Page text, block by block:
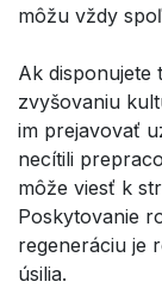
môžu vždy
Ak disponujete
zvyšovaniu
im prejavovať
necítili
môže viesť k
Poskytovanie
regeneráciu je
úsilia.